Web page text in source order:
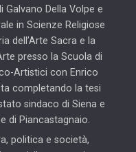
Della Volpe e
in Scienze Religiose
dell’Arte Sacra e la
presso la Scuola di
Artistici con Enrico
completando la tesi
sindaco di Siena e
di Piancastagnaio.
politica e società,